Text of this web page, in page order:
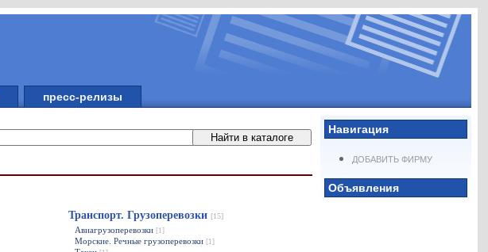
пресс-релизы
Навигация
ДОБАВИТЬ ФИРМУ
Объявления
Транспорт. Грузоперевозки [15]
Авиагрузоперевозки[1]
Морские. Речные грузоперевозки[1]